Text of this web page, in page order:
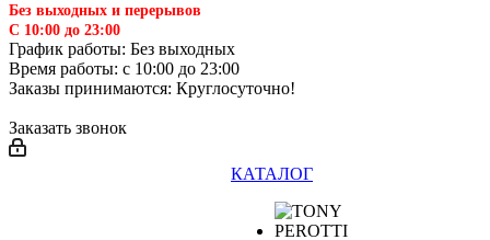
Без выходных и перерывов
С 10:00 до 23:00
График работы: Без выходных
Время работы: с 10:00 до 23:00
Заказы принимаются: Круглосуточно!
Заказать звонок
КАТАЛОГ